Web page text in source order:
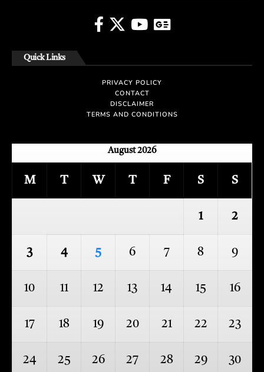
Quick Links
PRIVACY POLICY
CONTACT
DISCLAIMER
TERMS AND CONDITIONS
August 2026
M T W T F S S
1 2
3 4 5 6 7 8 9
10 11 12 13 14 15 16
17 18 19 20 21 22 23
24 25 26 27 28 29 30